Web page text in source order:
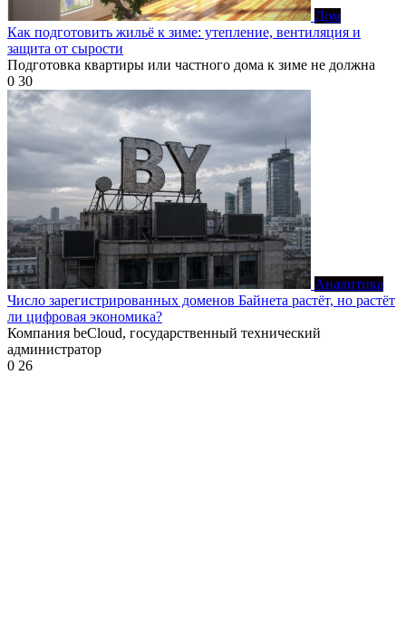
Дом
Как подготовить жильё к зиме: утепление, вентиляция и
защита от сырости
Подготовка квартиры или частного дома к зиме не должна
0 30
Аналитика
Число зарегистрированных доменов Байнета растёт, но растёт
ли цифровая экономика?
Компания beCloud, государственный технический
администратор
0 26